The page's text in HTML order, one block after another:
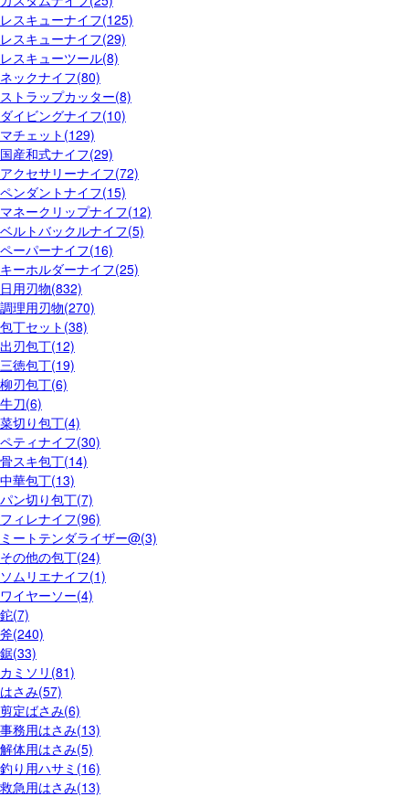
レスキューナイフ(125)
レスキューナイフ(29)
レスキューツール(8)
ネックナイフ(80)
ストラップカッター(8)
ダイビングナイフ(10)
マチェット(129)
国産和式ナイフ(29)
アクセサリーナイフ(72)
ペンダントナイフ(15)
マネークリップナイフ(12)
ベルトバックルナイフ(5)
ペーパーナイフ(16)
キーホルダーナイフ(25)
日用刃物(832)
調理用刃物(270)
包丁セット(38)
出刃包丁(12)
三徳包丁(19)
柳刃包丁(6)
牛刀(6)
菜切り包丁(4)
ペティナイフ(30)
骨スキ包丁(14)
中華包丁(13)
パン切り包丁(7)
フィレナイフ(96)
ミートテンダライザー@(3)
その他の包丁(24)
ソムリエナイフ(1)
ワイヤーソー(4)
鉈(7)
斧(240)
鋸(33)
カミソリ(81)
はさみ(57)
剪定ばさみ(6)
事務用はさみ(13)
解体用はさみ(5)
釣り用ハサミ(16)
救急用はさみ(13)